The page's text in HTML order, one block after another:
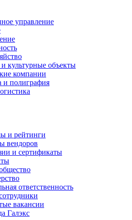
управление
культурные объекты
компании
и полиграфия
и рейтинги
вендоров
и сертификаты
ответственность
вакансии
Галэкс